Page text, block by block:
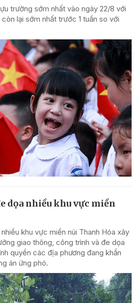
trường sớm nhất vào ngày 22/8 với
còn lại sớm nhất trước 1 tuần so với
dọa nhiều khu vực miền
khu vực miền núi Thanh Hóa xảy
giao thông, công trình và đe dọa
quyền các địa phương đang khẩn
án ứng phó.